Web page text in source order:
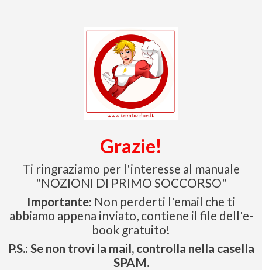
Grazie!
Ti ringraziamo per l'interesse al manuale
"NOZIONI DI PRIMO SOCCORSO"
Importante: Non perderti l'email che ti
abbiamo appena inviato, contiene il file dell'e-
book gratuito!
P.S.: Se non trovi la mail, controlla nella casella
SPAM.